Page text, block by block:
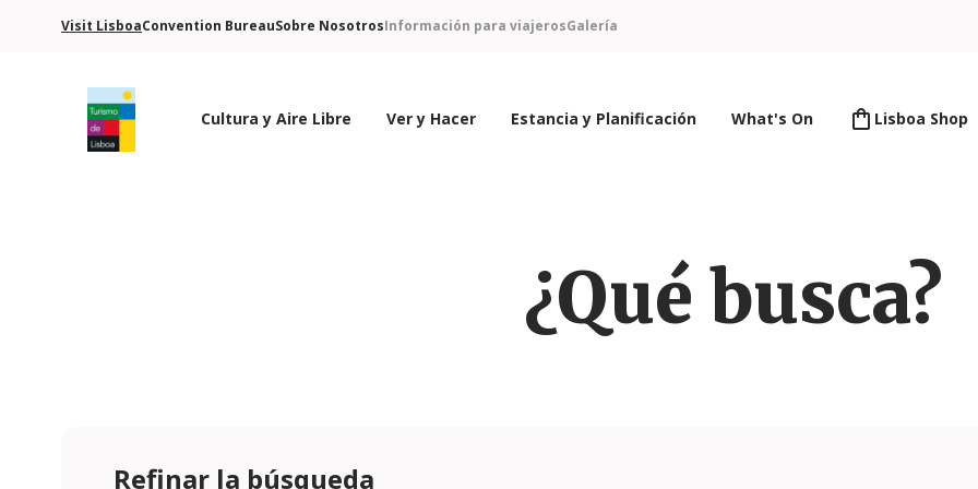
Visit LisboaConvention BureauSobre NosotrosInformación para viajerosGalería
Cultura y Aire Libre Ver y Hacer Estancia y Planificación What's On Lisboa Shop
¿Qué busca?
Refinar la búsqueda